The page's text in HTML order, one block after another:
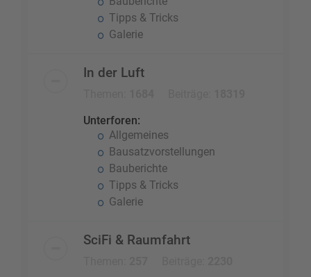
Tipps & Tricks
Galerie
In der Luft
Unterforen:
Allgemeines
Bausatzvorstellungen
Bauberichte
Tipps & Tricks
Galerie
SciFi & Raumfahrt